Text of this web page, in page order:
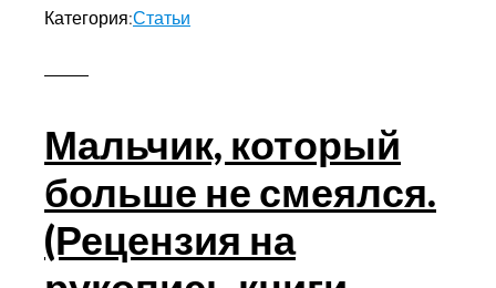
(Впечатления
от
речей
художников
Категория:Статьи
Мальчик, который
больше не смеялся.
(Рецензия на